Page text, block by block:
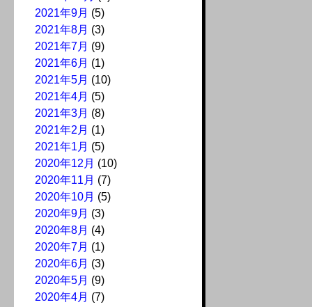
2021年9月 (5)
2021年8月 (3)
2021年7月 (9)
2021年6月 (1)
2021年5月 (10)
2021年4月 (5)
2021年3月 (8)
2021年2月 (1)
2021年1月 (5)
2020年12月 (10)
2020年11月 (7)
2020年10月 (5)
2020年9月 (3)
2020年8月 (4)
2020年7月 (1)
2020年6月 (3)
2020年5月 (9)
2020年4月 (7)